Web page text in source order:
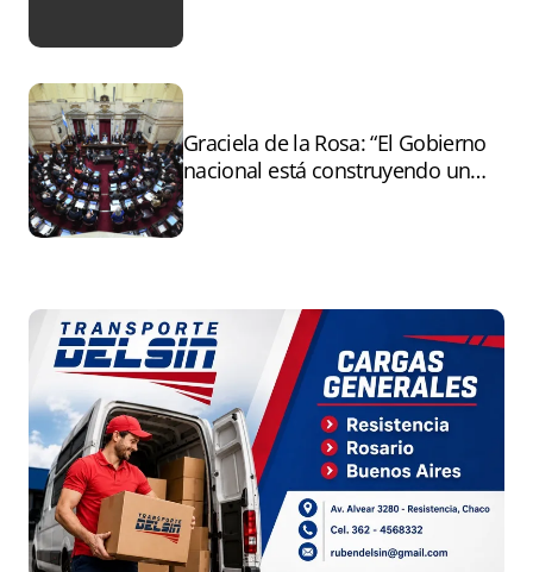
Graciela de la Rosa: “El Gobierno
nacional está construyendo un